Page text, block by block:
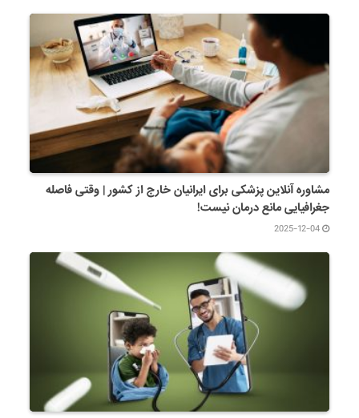
مشاوره آنلاین پزشکی برای ایرانیان خارج از کشور | وقتی فاصله
جغرافیایی مانع درمان نیست!
2025-12-04